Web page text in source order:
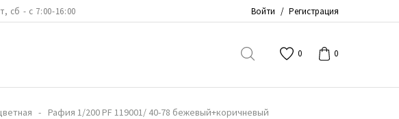
сб - с 7:00-16:00 Войти / Регистрация
0 0
Рафия 1/200 PF 119001/ 40-78 бежевый+коричневый